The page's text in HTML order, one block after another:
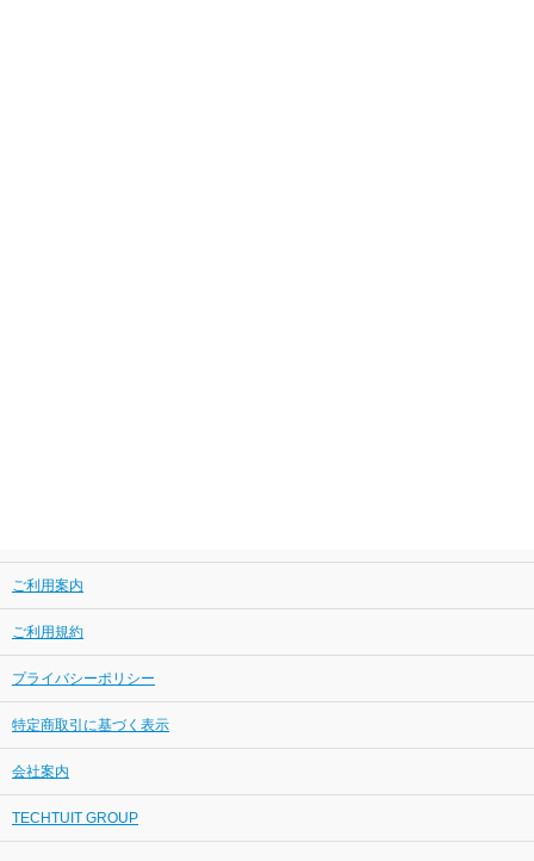
ご利用案内
ご利用規約
プライバシーポリシー
特定商取引に基づく表示
会社案内
TECHTUIT GROUP